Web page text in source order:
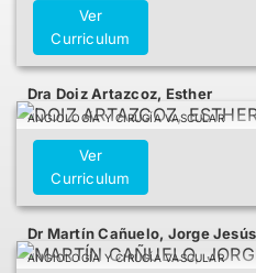
Ver
Curriculum
Dra Doiz Artazcoz, Esther
ANGIOLOGÍA Y CIRUGÍA VASCULAR
Ver
Curriculum
Dr Martín Cañuelo, Jorge Jesús
ANGIOLOGÍA Y CIRUGÍA VASCULAR